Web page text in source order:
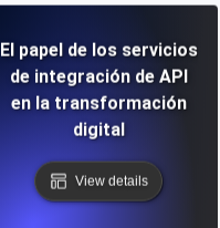
El papel de los servicios
de integración de API
en la transformación
digital
View details